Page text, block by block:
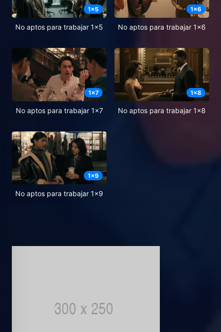
1x5
No aptos para trabajar 1x5
1x6
No aptos para trabajar 1x6
1x7
No aptos para trabajar 1x7
1x8
No aptos para trabajar 1x8
1x9
No aptos para trabajar 1x9